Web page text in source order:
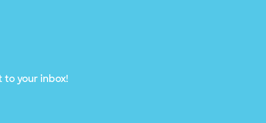
to your inbox!